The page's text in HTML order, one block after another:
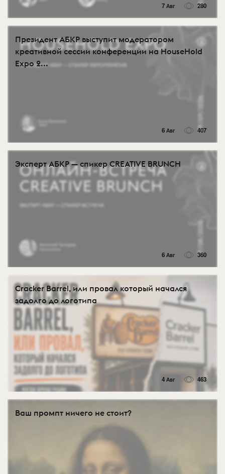
7 Авг 280
Президент АБКР выступит модератором
креативной сессии конференции на HouseHold
Expo 2...
6 Авг 407
Эксперт АБКР — спикер CREATIVE BRUNCH
6 Авг 360
Cracker Barrel, или провал который начался
задолго до логотипа
4 Авг 463
Ваш промпт ничего не стоит?